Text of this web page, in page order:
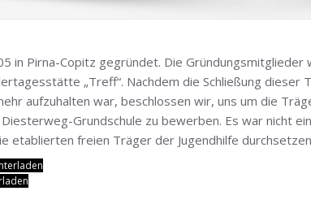
in Pirna-Copitz gegründet. Die Gründungsmitglieder
„Treff“. Nachdem die Schließung dieser
aufzuhalten war, beschlossen wir, uns um die
Grundschule zu bewerben. Es war nicht
etablierten freien Träger der Jugendhilfe